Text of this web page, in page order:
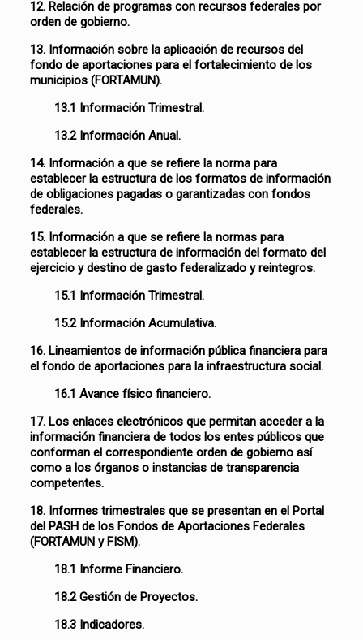
12. Relación de programas con recursos federales por
orden de gobierno.
13. Información sobre la aplicación de recursos del
fondo de aportaciones para el fortalecimiento de los
municipios (FORTAMUN).
13.1 Información Trimestral.
13.2 Información Anual.
14. Información a que se refiere la norma para
establecer la estructura de los formatos de información
de obligaciones pagadas o garantizadas con fondos
federales.
15. Información a que se refiere la normas para
establecer la estructura de información del formato del
ejercicio y destino de gasto federalizado y reintegros.
15.1 Información Trimestral.
15.2 Información Acumulativa.
16. Lineamientos de información pública financiera para
el fondo de aportaciones para la infraestructura social.
16.1 Avance físico financiero.
17. Los enlaces electrónicos que permitan acceder a la
información financiera de todos los entes públicos que
conforman el correspondiente orden de gobierno así
como a los órganos o instancias de transparencia
competentes.
18. Informes trimestrales que se presentan en el Portal
del PASH de los Fondos de Aportaciones Federales
(FORTAMUN y FISM).
18.1 Informe Financiero.
18.2 Gestión de Proyectos.
18.3 Indicadores.